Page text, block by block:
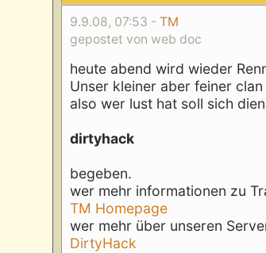
9.9.08, 07:53 -TM
gepostet von web doc
heute abend wird wieder
Unser kleiner aber feiner
also wer lust hat soll sich
dirtyhack
begeben.
wer mehr informationen zu
TM Homepage
wer mehr über unseren
DirtyHack